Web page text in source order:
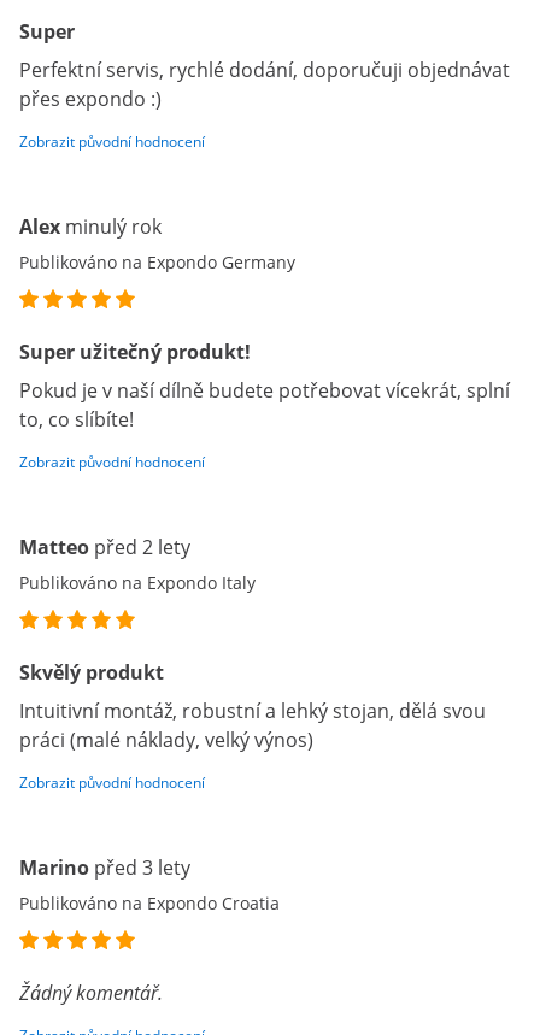
Super
Perfektní servis, rychlé dodání, doporučuji objednávat
přes expondo :)
Zobrazit původní hodnocení
Alex minulý rok
Publikováno na Expondo Germany
Super užitečný produkt!
Pokud je v naší dílně budete potřebovat vícekrát, splní
to, co slíbíte!
Zobrazit původní hodnocení
Matteo před 2 lety
Publikováno na Expondo Italy
Skvělý produkt
Intuitivní montáž, robustní a lehký stojan, dělá svou
práci (malé náklady, velký výnos)
Zobrazit původní hodnocení
Marino před 3 lety
Publikováno na Expondo Croatia
Žádný komentář.